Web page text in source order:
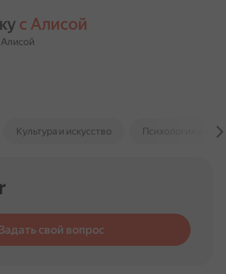
с Алисой
Культура и искусство Психология и
Задать свой вопрос